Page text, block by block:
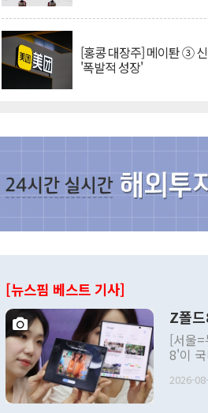
[홍콩 대장주] 메이퇀 ③
'폭발적 성장'
[뉴스핌 베스트 기사]
Z폴
[서울
8'이
였고,
2026-